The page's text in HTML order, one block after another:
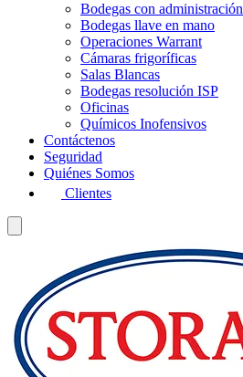
Bodegas con administración
Bodegas llave en mano
Operaciones Warrant
Cámaras frigoríficas
Salas Blancas
Bodegas resolución ISP
Oficinas
Químicos Inofensivos
Contáctenos
Seguridad
Quiénes Somos
Clientes